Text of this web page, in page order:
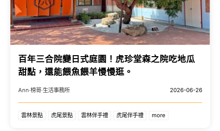
百年三合院變日式庭園！虎珍堂森之院吃地瓜
甜點，還能餵魚餵羊慢慢逛。
Ann‧榜哥‧生活事務所 2026-06-26
雲林景點 虎尾景點 雲林伴手禮 虎尾伴手禮 more